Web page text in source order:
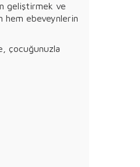
geliştirmek ve
hem ebeveynlerin
çocuğunuzla